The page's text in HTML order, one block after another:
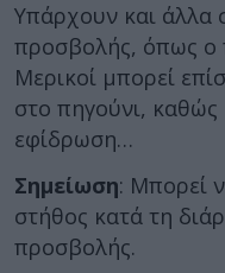
Υπάρχουν και άλλα
προσβολής, όπως ο
Μερικοί μπορεί
στο πηγούνι, καθώς
εφίδρωση…
Σημείωση: Μπορεί
στήθος κατά τη
προσβολής.